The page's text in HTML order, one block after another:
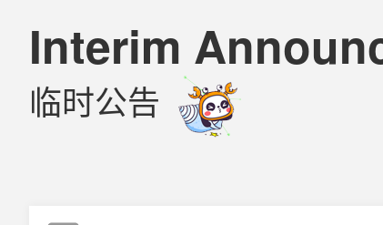
Interim
临时公告